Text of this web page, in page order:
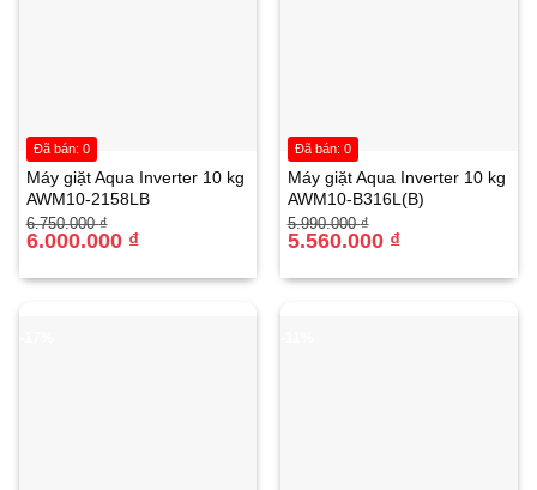
Máy giặt Aqua Inverter 10 kg
AWM10-2158LB
6.750.000₫
Giá
gốc
6.000.000 ₫
Giá
hiện
6.000.000 ₫.
Đã bán: 0
Máy giặt Aqua Inverter 10 kg
AWM10-B316L(B)
5.990.000₫
Giá
gốc
5.560.000 ₫
Giá
hiện
5.560.000 ₫.
Đã bán: 0